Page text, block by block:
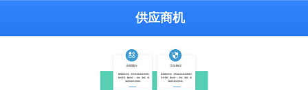
供应商机